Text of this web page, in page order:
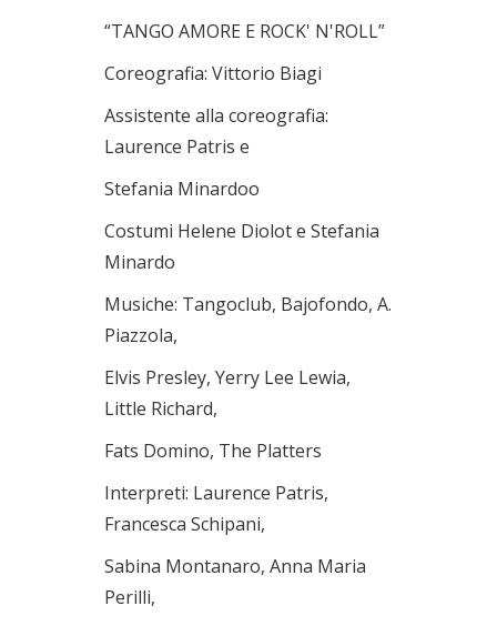
“TANGO AMORE E ROCK' N'ROLL”
Coreografia: Vittorio Biagi
Assistente alla coreografia:
Laurence Patris e
Stefania Minardoo
Costumi Helene Diolot e Stefania
Minardo
Musiche: Tangoclub, Bajofondo, A.
Piazzola,
Elvis Presley, Yerry Lee Lewia,
Little Richard,
Fats Domino, The Platters
Interpreti: Laurence Patris,
Francesca Schipani,
Sabina Montanaro, Anna Maria
Perilli,